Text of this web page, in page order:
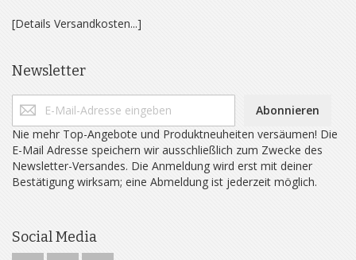
[Details Versandkosten...]
Newsletter
Abonnieren
Nie mehr Top-Angebote und Produktneuheiten versäumen! Die
E-Mail Adresse speichern wir ausschließlich zum Zwecke des
Newsletter-Versandes. Die Anmeldung wird erst mit deiner
Bestätigung wirksam; eine Abmeldung ist jederzeit möglich.
Social Media